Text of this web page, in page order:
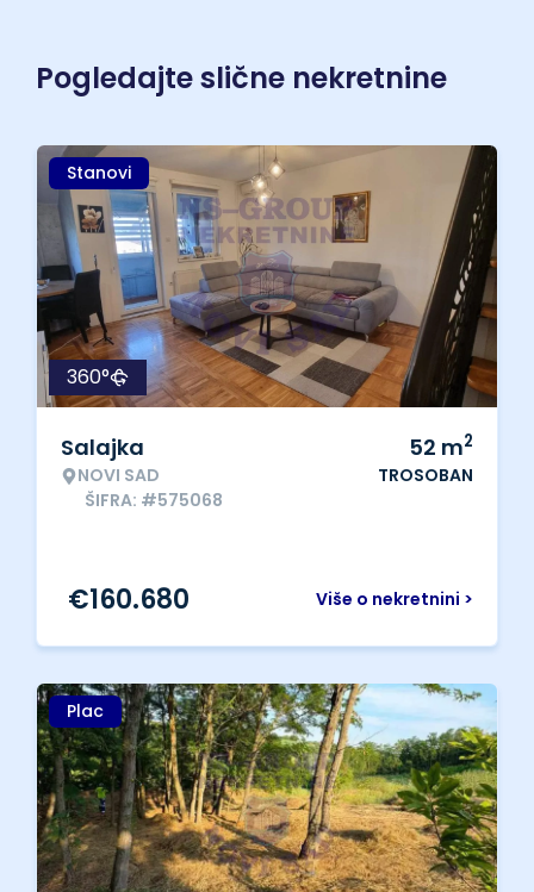
Pogledajte slične nekretnine
Stanovi
360°
Salajka
NOVI SAD
ŠIFRA: #575068
52 m2
TROSOBAN
Više o nekretnini >
€160.680
Plac